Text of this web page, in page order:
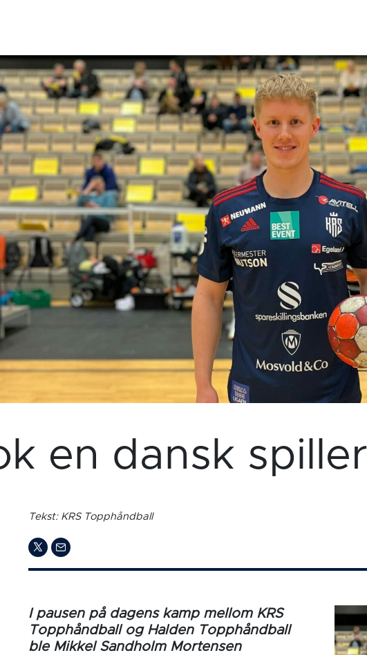
en dansk
Tekst: KRS Topphåndball
I pausen på dagens kamp mellom KRS
Topphåndball og Halden Topphåndball
ble Mikkel Sandholm Mortensen